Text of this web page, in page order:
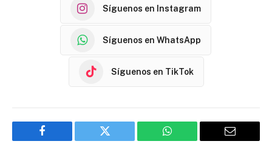
Síguenos en Instagram
Síguenos en WhatsApp
Síguenos en TikTok
Facebook Twitter WhatsApp Email